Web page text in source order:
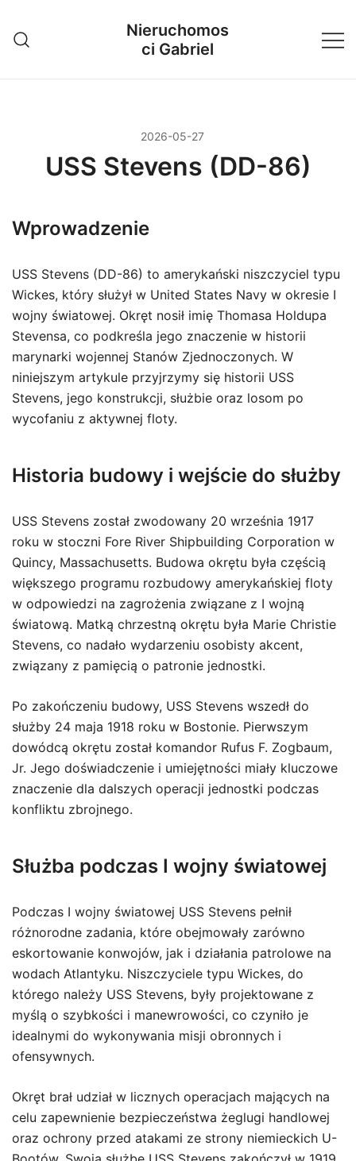
treści
Nieruchomos
ci Gabriel
2026-05-27
USS Stevens (DD-86)
Wprowadzenie
USS Stevens (DD-86) to amerykański niszczyciel typu
Wickes, który służył w United States Navy w okresie I
wojny światowej. Okręt nosił imię Thomasa Holdupa
Stevensa, co podkreśla jego znaczenie w historii
marynarki wojennej Stanów Zjednoczonych. W
niniejszym artykule przyjrzymy się historii USS
Stevens, jego konstrukcji, służbie oraz losom po
wycofaniu z aktywnej floty.
Historia budowy i wejście do służby
USS Stevens został zwodowany 20 września 1917
roku w stoczni Fore River Shipbuilding Corporation w
Quincy, Massachusetts. Budowa okrętu była częścią
większego programu rozbudowy amerykańskiej floty
w odpowiedzi na zagrożenia związane z I wojną
światową. Matką chrzestną okrętu była Marie Christie
Stevens, co nadało wydarzeniu osobisty akcent,
związany z pamięcią o patronie jednostki.
Po zakończeniu budowy, USS Stevens wszedł do
służby 24 maja 1918 roku w Bostonie. Pierwszym
dowódcą okrętu został komandor Rufus F. Zogbaum,
Jr. Jego doświadczenie i umiejętności miały kluczowe
znaczenie dla dalszych operacji jednostki podczas
konfliktu zbrojnego.
Służba podczas I wojny światowej
Podczas I wojny światowej USS Stevens pełnił
różnorodne zadania, które obejmowały zarówno
eskortowanie konwojów, jak i działania patrolowe na
wodach Atlantyku. Niszczyciele typu Wickes, do
którego należy USS Stevens, były projektowane z
myślą o szybkości i manewrowości, co czyniło je
idealnymi do wykonywania misji obronnych i
ofensywnych.
Okręt brał udział w licznych operacjach mających na
celu zapewnienie bezpieczeństwa żeglugi handlowej
oraz ochrony przed atakami ze strony niemieckich U-